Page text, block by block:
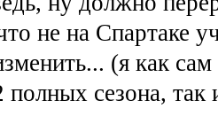
не на
(я как сам
полных сезона,